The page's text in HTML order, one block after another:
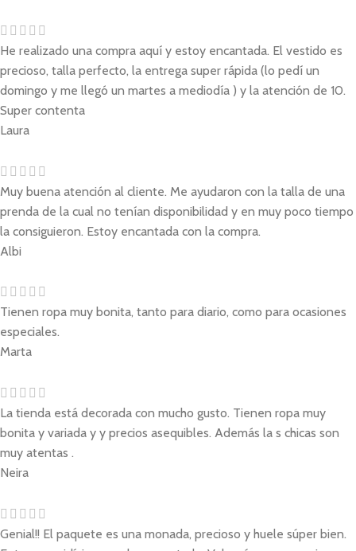
He realizado una compra aquí y estoy encantada. El vestido es
precioso, talla perfecto, la entrega super rápida (lo pedí un
domingo y me llegó un martes a mediodía ) y la atención de 10.
Super contenta
Laura
Muy buena atención al cliente. Me ayudaron con la talla de una
prenda de la cual no tenían disponibilidad y en muy poco tiempo
la consiguieron. Estoy encantada con la compra.
Albi
Tienen ropa muy bonita, tanto para diario, como para ocasiones
especiales.
Marta
La tienda está decorada con mucho gusto. Tienen ropa muy
bonita y variada y y precios asequibles. Además la s chicas son
muy atentas .
Neira
Genial!! El paquete es una monada, precioso y huele súper bien.